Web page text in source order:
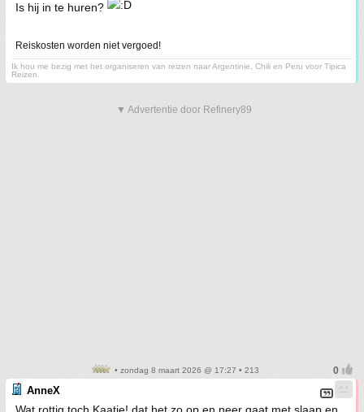
Is hij in te huren?
Reiskosten worden niet vergoed!
Ik hou me bezig met het organiseren van reizen naar Argentinie, Chili en Peru voor Tipica
Reizen.
▼ Advertentie door Refinery89
• zondag 8 maart 2026 @ 17:27 • 213
AnneX
Wat rottig toch Kaatje! dat het zo op en neer gaat met slaap en